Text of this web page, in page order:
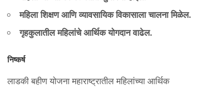
महिला शिक्षण आणि व्यावसायिक विकासाला चालना मिळेल.
गृहकुलातील महिलांचे आर्थिक योगदान वाढेल.
निष्कर्ष
लाडकी बहीण योजना महाराष्ट्रातील महिलांच्या आर्थिक